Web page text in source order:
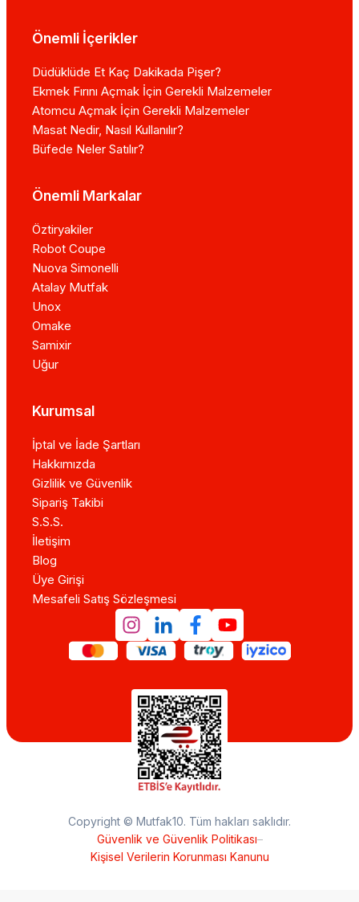
Önemli İçerikler
Düdüklüde Et Kaç Dakikada Pişer?
Ekmek Fırını Açmak İçin Gerekli Malzemeler
Atomcu Açmak İçin Gerekli Malzemeler
Masat Nedir, Nasıl Kullanılır?
Büfede Neler Satılır?
Önemli Markalar
Öztiryakiler
Robot Coupe
Nuova Simonelli
Atalay Mutfak
Unox
Omake
Samixir
Uğur
Kurumsal
İptal ve İade Şartları
Hakkımızda
Gizlilik ve Güvenlik
Sipariş Takibi
S.S.S.
İletişim
Blog
Üye Girişi
Mesafeli Satış Sözleşmesi
Copyright © Mutfak10. Tüm hakları saklıdır.
Güvenlik ve Güvenlik Politikası–
Kişisel Verilerin Korunması Kanunu